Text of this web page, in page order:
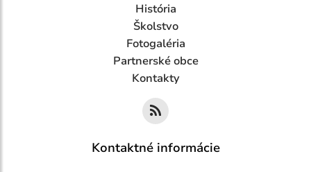
História
Školstvo
Fotogaléria
Partnerské obce
Kontakty
Kontaktné informácie